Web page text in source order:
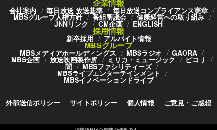
企業情報
会社案内 毎日放送 放送基準 毎日放送コンプライアンス憲章
MBSグループ人権方針 番組審議会 健康経営への取り組み
JNNリンク CM企画 ENGLISH
採用情報
新卒採用 アルバイト情報
MBSグループ
MBSメディアホールディングス MBSラジオ GAORA
MBS企画 放送映画製作所 ミリカ・ミュージック ピコリ
闇 MBSファシリティーズ
MBSライブエンターテインメント
MBSイノベーションドライブ
外部送信ポリシー サイトポリシー 個人情報 ご意見・ご感想